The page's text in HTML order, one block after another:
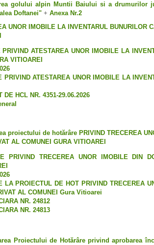
golului alpin Muntii Baiului si a drumurilor
Doftanei" + Anexa Nr.2
UNOR IMOBILE LA INVENTARUL BUNURILOR
PRIVIND ATESTAREA UNOR IMOBILE LA
VITIOAREI
PRIVIND ATESTAREA UNOR IMOBILE LA
DE HCL NR. 4351-29.06.2026
proiectului de hotărâre PRIVIND TRECEREA
AL COMUNEI GURA VITIOAREI
PRIVIND TRECEREA UNOR IMOBILE DIN
LA PROIECTUL DE HOT PRIVIND TRECEREA
AL COMUNEI Gura Vitioarei
NR. 24812
NR. 24813
Proiectului de Hotărâre privind aprobarea